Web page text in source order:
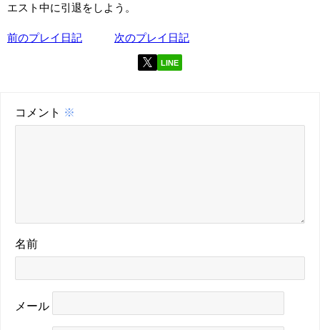
エスト中に引退をしよう。
前のプレイ日記 次のプレイ日記
LINE
コメント ※
名前
メール